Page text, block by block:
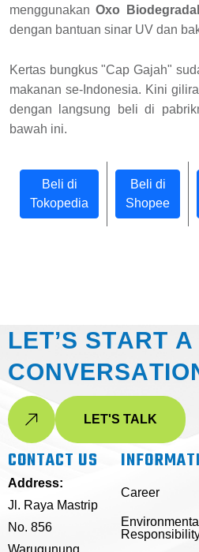
menggunakanOxo
dengan bantuan sinar UV dan
Kertas bungkus "Cap Gajah"
makanan se-Indonesia. Kini
dengan langsung beli di
bawah ini.
Beli di
Tokopedia
Beli di
Shopee
LET’S START A
CONVERSATIO
LET'S TALK
CONTACT US
Address:
Jl. Raya Mastrip
No. 856
Career
Environmental